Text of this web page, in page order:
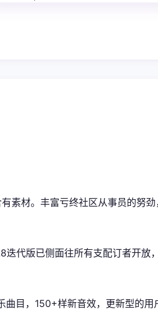
素材。丰富亏终社区从事员的努
代版已侧面往所有支配订者开放
目，150+样新音效，更新型的用